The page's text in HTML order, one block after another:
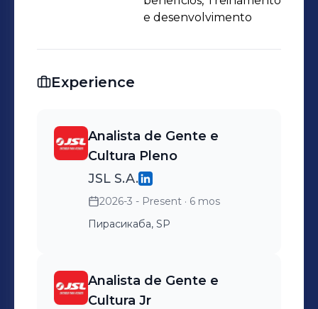
e desenvolvimento
Experience
Analista de Gente e
Cultura Pleno
JSL S.A.
2026-3 - Present · 6 mos
Пирасикаба, SP
Analista de Gente e
Cultura Jr